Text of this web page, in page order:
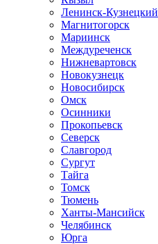
Ленинск-Кузнецкий
Магнитогорск
Мариинск
Междуреченск
Нижневартовск
Новокузнецк
Новосибирск
Омск
Осинники
Прокопьевск
Северск
Славгород
Сургут
Тайга
Томск
Тюмень
Ханты-Мансийск
Челябинск
Юрга